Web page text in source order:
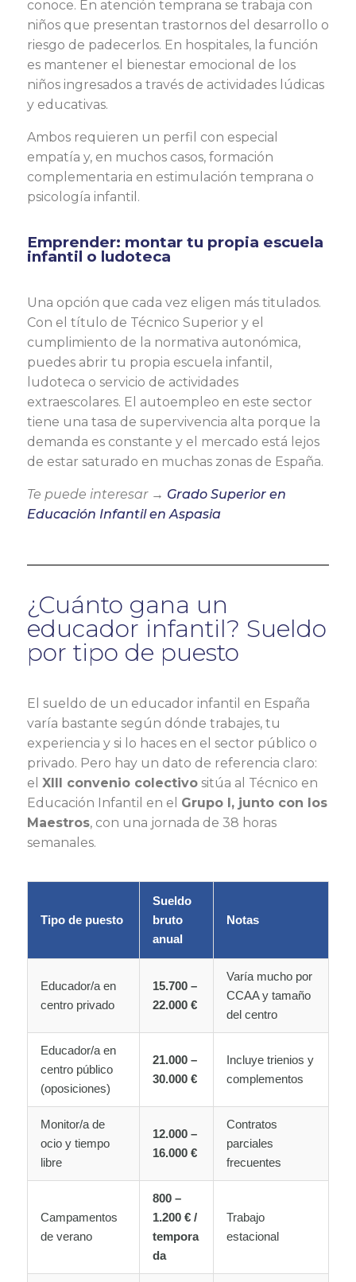
conoce. En atención temprana se trabaja con
niños que presentan trastornos del desarrollo o
riesgo de padecerlos. En hospitales, la función
es mantener el bienestar emocional de los
niños ingresados a través de actividades lúdicas
y educativas.
Ambos requieren un perfil con especial
empatía y, en muchos casos, formación
complementaria en estimulación temprana o
psicología infantil.
Emprender: montar tu propia escuela
infantil o ludoteca
Una opción que cada vez eligen más titulados.
Con el título de Técnico Superior y el
cumplimiento de la normativa autonómica,
puedes abrir tu propia escuela infantil,
ludoteca o servicio de actividades
extraescolares. El autoempleo en este sector
tiene una tasa de supervivencia alta porque la
demanda es constante y el mercado está lejos
de estar saturado en muchas zonas de España.
Te puede interesar → Grado Superior en
Educación Infantil en Aspasia
¿Cuánto gana un
educador infantil? Sueldo
por tipo de puesto
El sueldo de un educador infantil en España
varía bastante según dónde trabajes, tu
experiencia y si lo haces en el sector público o
privado. Pero hay un dato de referencia claro:
el XIII convenio colectivo sitúa al Técnico en
Educación Infantil en el Grupo I, junto con los
Maestros, con una jornada de 38 horas
semanales.
Tipo de puesto
Sueldo
bruto
anual
Notas
Educador/a en
centro privado
15.700 –
22.000 €
Varía mucho por
CCAA y tamaño
del centro
Educador/a en
centro público
(oposiciones)
21.000 –
30.000 €
Incluye trienios y
complementos
Monitor/a de
ocio y tiempo
libre
12.000 –
16.000 €
Contratos
parciales
frecuentes
Campamentos
de verano
800 –
1.200 € /
tempora
da
Trabajo
estacional